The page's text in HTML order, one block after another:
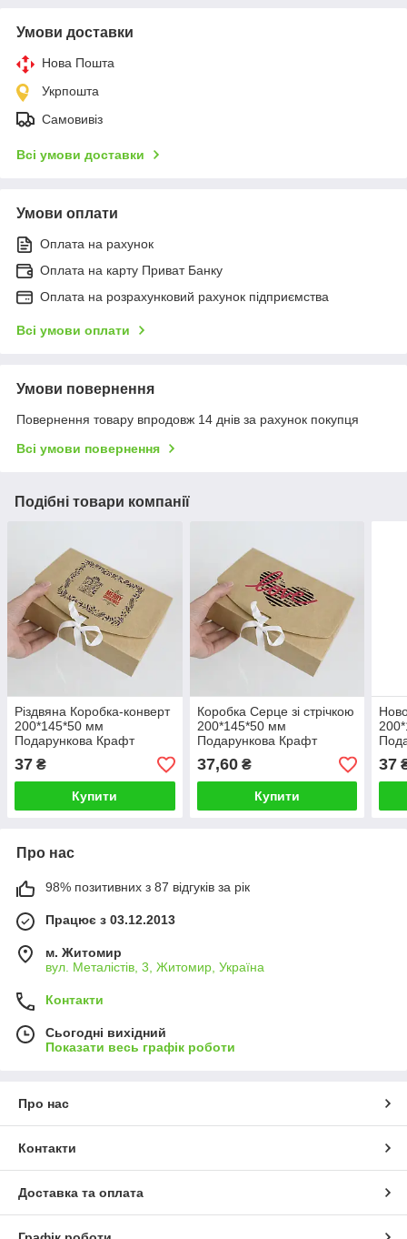
Умови доставки
Нова Пошта
Укрпошта
Самовивіз
Всі умови доставки
Умови оплати
Оплата на рахунок
Оплата на карту Приват Банку
Оплата на розрахунковий рахунок підприємства
Всі умови оплати
Умови повернення
Повернення товару впродовж 14 днів за рахунок покупця
Всі умови повернення
Подібні товари компанії
Різдвяна Коробка-конверт
200*145*50 мм
Подарункова Крафт
Коробка для сувенірів на
Новий рік
37 ₴
Купити
Коробка Серце зі стрічкою
200*145*50 мм
Подарункова Крафт
Коробочка для закоханих
37,60₴
Купити
37
Про нас
98% позитивних з 87 відгуків за рік
Працює з 03.12.2013
м. Житомир
вул. Металістів, 3, Житомир, Україна
Контакти
Сьогодні вихідний
Показати весь графік роботи
Про нас
Контакти
Доставка та оплата